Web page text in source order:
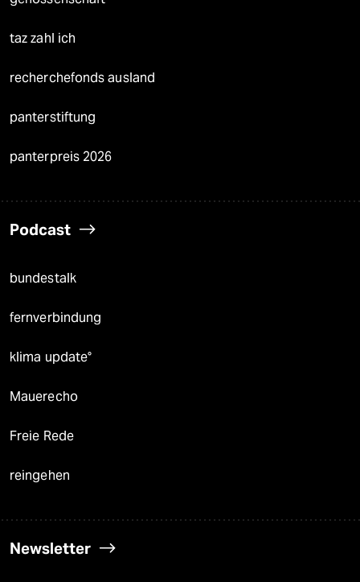
taz zahl ich
recherchefonds ausland
panterstiftung
panterpreis 2026
Podcast
bundestalk
fernverbindung
klima update°
Mauerecho
Freie Rede
reingehen
Newsletter